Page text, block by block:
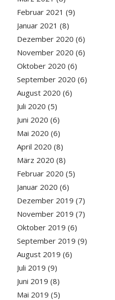
Februar 2021 (9)
Januar 2021 (8)
Dezember 2020 (6)
November 2020 (6)
Oktober 2020 (6)
September 2020 (6)
August 2020 (6)
Juli 2020 (5)
Juni 2020 (6)
Mai 2020 (6)
April 2020 (8)
März 2020 (8)
Februar 2020 (5)
Januar 2020 (6)
Dezember 2019 (7)
November 2019 (7)
Oktober 2019 (6)
September 2019 (9)
August 2019 (6)
Juli 2019 (9)
Juni 2019 (8)
Mai 2019 (5)